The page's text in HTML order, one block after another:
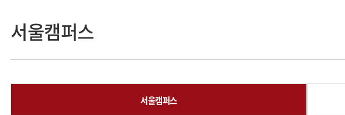
서울캠퍼스
서울캠퍼스